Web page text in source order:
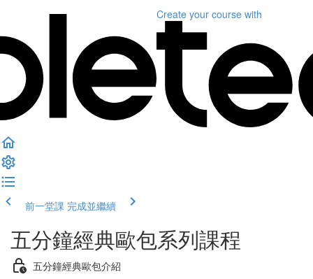
Create your course with
前一堂課 完成並繼續
五分鐘經典歐包系列課程
五分鐘經典歐包介紹